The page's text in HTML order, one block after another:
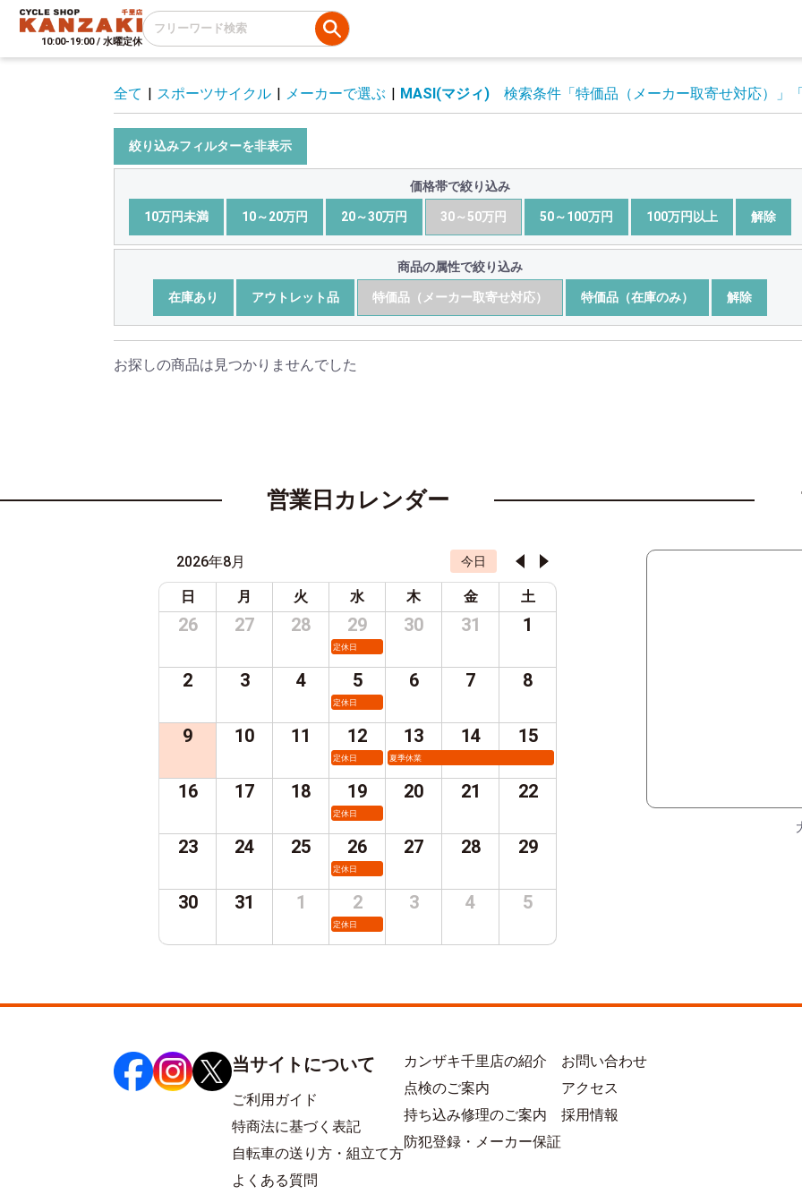
10:00-19:00 / 水曜定休
全て | スポーツサイクル | メーカーで選ぶ | MASI(マジィ) 検索条件 「特価品（メーカー取寄せ対応）」
絞り込みフィルターを非表示
価格帯で絞り込み
10万円未満 10～20万円 20～30万円 30～50万円 50～100万円 100万円以上 解除
商品の属性で絞り込み
在庫あり アウトレット品 特価品（メーカー取寄せ対応） 特価品（在庫のみ） 解除
お探しの商品は見つかりませんでした
営業日カレンダー
2026年8月 今日
日 月 火 水 木 金 土
26 27 28 29
定休日
30 31 1
2 3 4 5
定休日
6 7 8
9 10 11 12
定休日
13
夏季休業
14 15
16 17 18 19
定休日
20 21 22
23 24 25 26
定休日
27 28 29
30 31 1 2
定休日
3 4 5
当サイトについて
ご利用ガイド
特商法に基づく表記
自転車の送り方・組立て方
よくある質問
カンザキ千里店の紹介
点検のご案内
持ち込み修理のご案内
防犯登録・メーカー保証
お問い合わせ
アクセス
採用情報